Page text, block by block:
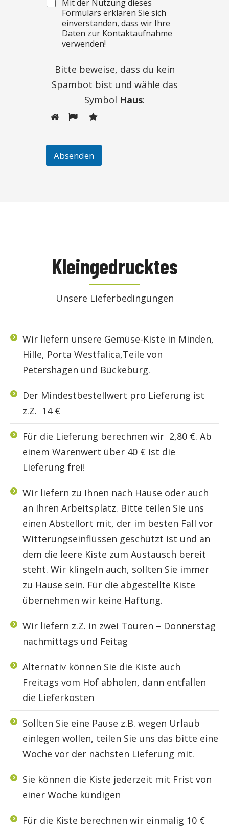
Mit der Nutzung dieses
Formulars erklären Sie sich
einverstanden, dass wir Ihre
Daten zur Kontaktaufnahme
verwenden!
Bitte beweise, dass du kein
Spambot bist und wähle das
Symbol Haus:
Absenden
Kleingedrucktes
Unsere Lieferbedingungen
Wir liefern unsere Gemüse-Kiste in Minden,
Hille, Porta Westfalica,Teile von
Petershagen und Bückeburg.
Der Mindestbestellwert pro Lieferung ist
z.Z. 14 €
Für die Lieferung berechnen wir 2,80 €. Ab
einem Warenwert über 40 € ist die
Lieferung frei!
Wir liefern zu Ihnen nach Hause oder auch
an Ihren Arbeitsplatz. Bitte teilen Sie uns
einen Abstellort mit, der im besten Fall vor
Witterungseinflüssen geschützt ist und an
dem die leere Kiste zum Austausch bereit
steht. Wir klingeln auch, sollten Sie immer
zu Hause sein. Für die abgestellte Kiste
übernehmen wir keine Haftung.
Wir liefern z.Z. in zwei Touren – Donnerstag
nachmittags und Feitag
Alternativ können Sie die Kiste auch
Freitags vom Hof abholen, dann entfallen
die Lieferkosten
Sollten Sie eine Pause z.B. wegen Urlaub
einlegen wollen, teilen Sie uns das bitte eine
Woche vor der nächsten Lieferung mit.
Sie können die Kiste jederzeit mit Frist von
einer Woche kündigen
Für die Kiste berechnen wir einmalig 10 €